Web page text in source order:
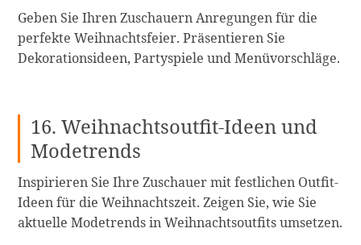
Geben Sie Ihren Zuschauern Anregungen für die
perfekte Weihnachtsfeier. Präsentieren Sie
Dekorationsideen, Partyspiele und Menüvorschläge.
16. Weihnachtsoutfit-Ideen und
Modetrends
Inspirieren Sie Ihre Zuschauer mit festlichen Outfit-
Ideen für die Weihnachtszeit. Zeigen Sie, wie Sie
aktuelle Modetrends in Weihnachtsoutfits umsetzen.